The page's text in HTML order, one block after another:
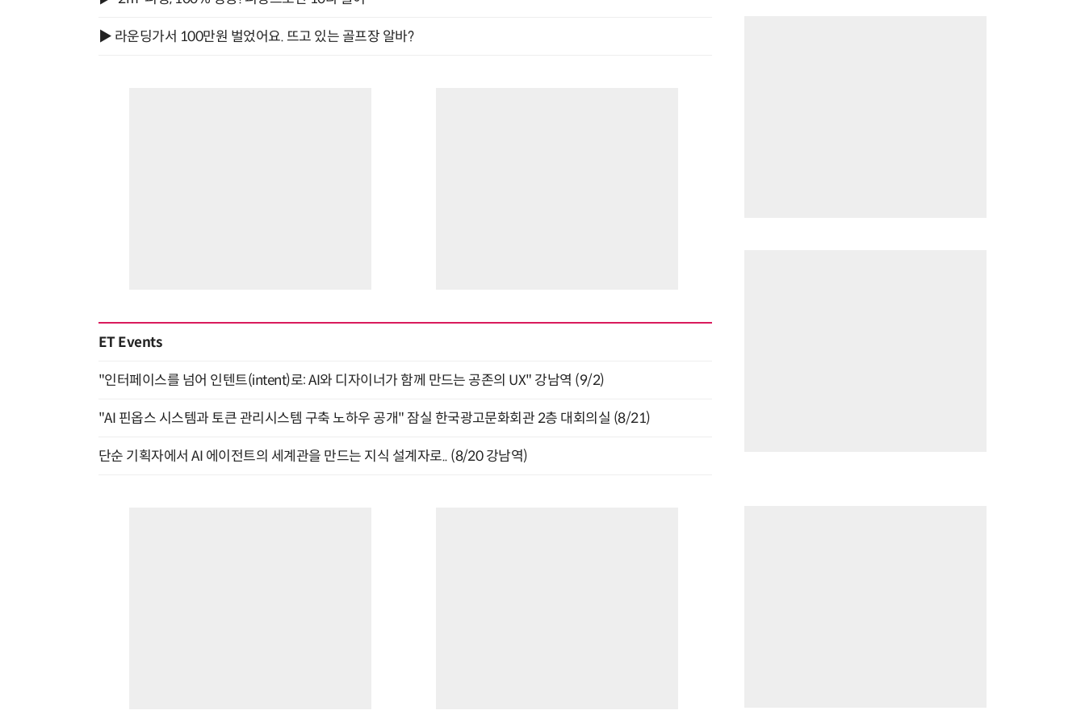
▶ 라운딩가서 100만원 벌었어요. 뜨고 있는 골프장 알바?
ET Events
"인터페이스를 넘어 인텐트(intent)로: AI와 디자이너가 함께 만드는 공존의 UX" 강남역 (9/2)
"AI 핀옵스 시스템과 토큰 관리시스템 구축 노하우 공개" 잠실 한국광고문화회관 2층 대회의실 (8/21)
단순 기획자에서 AI 에이전트의 세계관을 만드는 지식 설계자로.. (8/20 강남역)